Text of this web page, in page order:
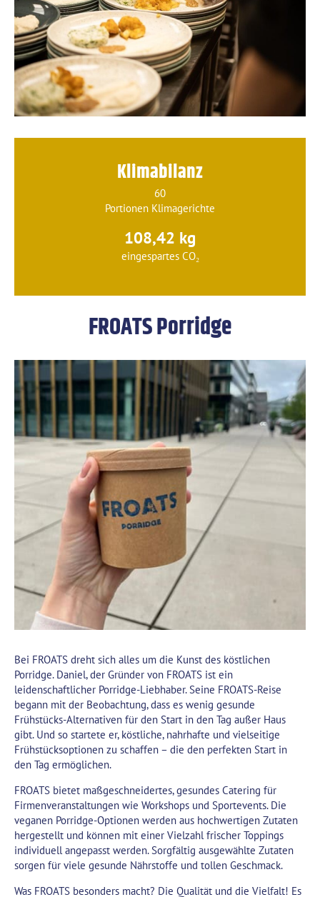
Klimabilanz
60
Portionen Klimagerichte
108,42 kg
eingespartes CO₂
FROATS Porridge
Bei FROATS dreht sich alles um die Kunst des köstlichen
Porridge. Daniel, der Gründer von FROATS ist ein
leidenschaftlicher Porridge-Liebhaber. Seine FROATS-Reise
begann mit der Beobachtung, dass es wenig gesunde
Frühstücks-Alternativen für den Start in den Tag außer Haus
gibt. Und so startete er, köstliche, nahrhafte und vielseitige
Frühstücksoptionen zu schaffen – die den perfekten Start in
den Tag ermöglichen.
FROATS bietet maßgeschneidertes, gesundes Catering für
Firmenveranstaltungen wie Workshops und Sportevents. Die
veganen Porridge-Optionen werden aus hochwertigen Zutaten
hergestellt und können mit einer Vielzahl frischer Toppings
individuell angepasst werden. Sorgfältig ausgewählte Zutaten
sorgen für viele gesunde Nährstoffe und tollen Geschmack.
Was FROATS besonders macht? Die Qualität und die Vielfalt! Es